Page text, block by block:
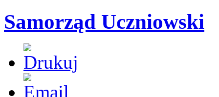
Samorząd Uczniowski